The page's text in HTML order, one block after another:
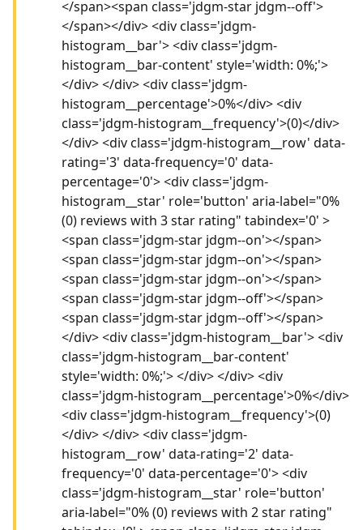
</span><span class='jdgm-star jdgm--off'>
</span></div> <div class='jdgm-
histogram__bar'> <div class='jdgm-
histogram__bar-content' style='width: 0%;'>
</div> </div> <div class='jdgm-
histogram__percentage'>0%</div> <div
class='jdgm-histogram__frequency'>(0)</div>
</div> <div class='jdgm-histogram__row' data-
rating='3' data-frequency='0' data-
percentage='0'> <div class='jdgm-
histogram__star' role='button' aria-label="0%
(0) reviews with 3 star rating" tabindex='0' >
<span class='jdgm-star jdgm--on'></span>
<span class='jdgm-star jdgm--on'></span>
<span class='jdgm-star jdgm--on'></span>
<span class='jdgm-star jdgm--off'></span>
<span class='jdgm-star jdgm--off'></span>
</div> <div class='jdgm-histogram__bar'> <div
class='jdgm-histogram__bar-content'
style='width: 0%;'> </div> </div> <div
class='jdgm-histogram__percentage'>0%</div>
<div class='jdgm-histogram__frequency'>(0)
</div> </div> <div class='jdgm-
histogram__row' data-rating='2' data-
frequency='0' data-percentage='0'> <div
class='jdgm-histogram__star' role='button'
aria-label="0% (0) reviews with 2 star rating"